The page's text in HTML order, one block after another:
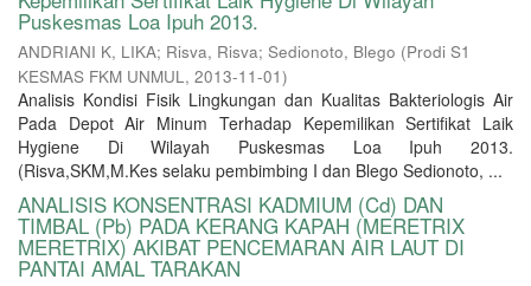
Puskesmas Loa Ipuh 2013.
ANDRIANI K, LIKA; Risva, Risva; Sedionoto, Blego (Prodi S1
KESMAS FKM UNMUL, 2013-11-01)
Analisis Kondisi Fisik Lingkungan dan Kualitas Bakteriologis Air
Pada Depot Air Minum Terhadap Kepemilikan Sertifikat Laik
Hygiene Di Wilayah Puskesmas Loa Ipuh 2013.
(Risva,SKM,M.Kes selaku pembimbing I dan Blego Sedionoto, ...
ANALISIS KONSENTRASI KADMIUM (Cd) DAN
TIMBAL (Pb) PADA KERANG KAPAH (MERETRIX
MERETRIX) AKIBAT PENCEMARAN AIR LAUT DI
PANTAI AMAL TARAKAN